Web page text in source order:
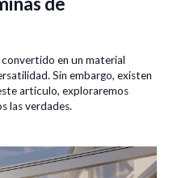
en un material
Sin embargo, existen
artículo, exploraremos
las verdades.